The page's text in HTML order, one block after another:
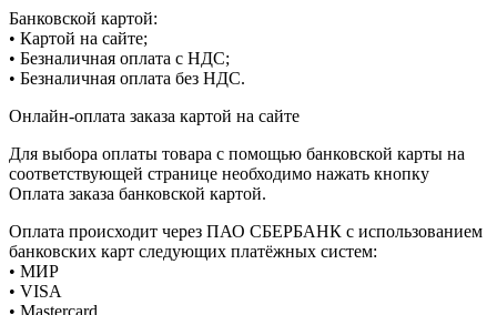
Банковской картой:
• Картой на сайте;
• Безналичная оплата с НДС;
• Безналичная оплата без НДС.
Онлайн-оплата заказа картой на сайте
Для выбора оплаты товара с помощью банковской карты на
соответствующей странице необходимо нажать кнопку
Оплата заказа банковской картой.
Оплата происходит через ПАО СБЕРБАНК с использованием
банковских карт следующих платёжных систем:
• МИР
• VISA